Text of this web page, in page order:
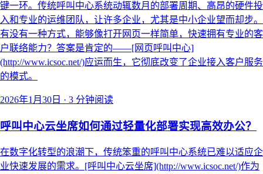
键一环。传统呼叫中心系统动辄数月的部署周期、高昂的硬件投
入和专业的运维团队，让许多企业，尤其是中小企业望而却步。
有没有一种方式，能够像打开网页一样简单，快速拥有专业的客
户联络能力？答案是肯定的——[网页呼叫中心]
(http://www.icsoc.net/)应运而生，它彻底改变了企业接入客户服务
的模式。
2026年1月30日 · 3 分钟阅读
呼叫中心云坐席如何通过轻量化部署实现高效办公？
在数字化转型的浪潮下，传统笨重的呼叫中心系统已难以适应企
业快速发展的需求。[呼叫中心云坐席](http://www.icsoc.net/)作为